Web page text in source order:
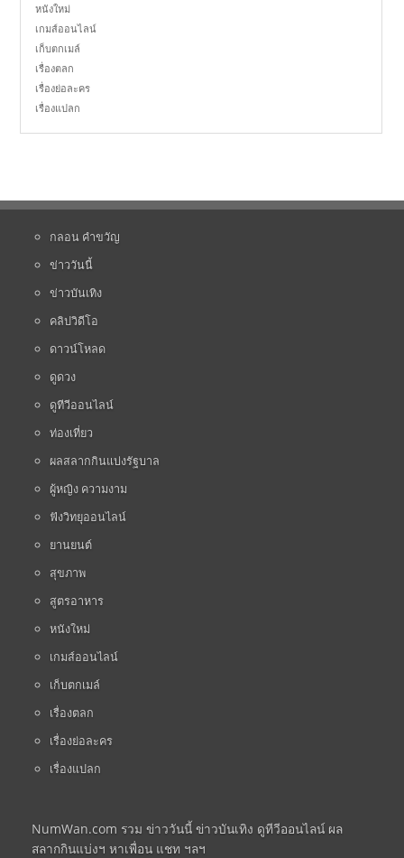
หนังใหม่
เกมส์ออนไลน์
เก็บตกเมล์
เรื่องตลก
เรื่องย่อละคร
เรื่องแปลก
กลอน คำขวัญ
ข่าววันนี้
ข่าวบันเทิง
คลิปวิดีโอ
ดาวน์โหลด
ดูดวง
ดูทีวีออนไลน์
ท่องเที่ยว
ผลสลากกินแบ่งรัฐบาล
ผู้หญิง ความงาม
ฟังวิทยุออนไลน์
ยานยนต์
สุขภาพ
สูตรอาหาร
หนังใหม่
เกมส์ออนไลน์
เก็บตกเมล์
เรื่องตลก
เรื่องย่อละคร
เรื่องแปลก
NumWan.com รวม ข่าววันนี้ ข่าวบันเทิง ดูทีวีออนไลน์ ผล
สลากกินแบ่งฯ หาเพื่อน แชท ฯลฯ